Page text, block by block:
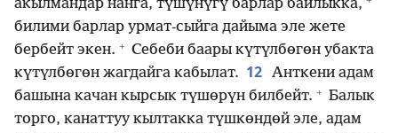
акылмандар нанга, түшүнүгү барлар байлыкка,
билими барлар урмат-сыйга дайыма эле жете
бербейт экен. + Себеби баары күтүлбөгөн убакта
күтүлбөгөн жагдайга кабылат. 12 Анткени адам
башына качан кырсык түшөрүн билбейт. + Балык
торго, канаттуу кылтакка түшкөндөй эле, адам